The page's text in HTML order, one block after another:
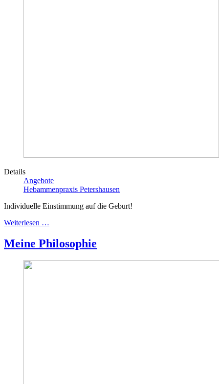
Details
Angebote
Hebammenpraxis Petershausen
Individuelle Einstimmung auf die Geburt!
Weiterlesen …
Meine Philosophie